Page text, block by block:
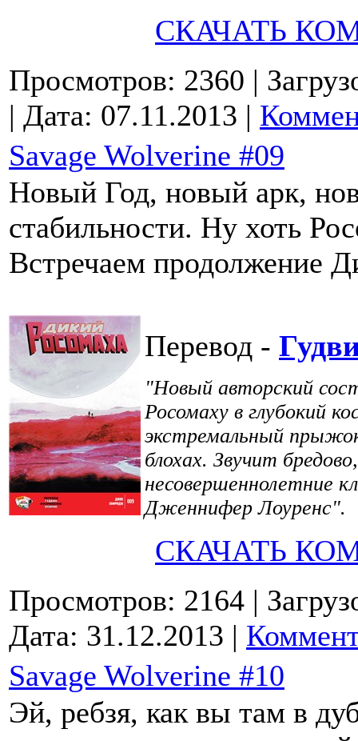
СКАЧАТЬ
Просмотров: 2360 |
| Дата: 07.11.2013 |
Savage Wolverine #09
Новый Год, новый арк,
стабильности. Ну хоть
Встречаем продолжение
Перевод -
"Новый авторский
Росомаху в глубокий
экстремальный
блохах. Звучит
несовершеннолетние
Дженнифер Лоуренс".
СКАЧАТЬ
Просмотров: 2164 |
Дата: 31.12.2013 |
Savage Wolverine #10
Эй, ребзя, как вы там в